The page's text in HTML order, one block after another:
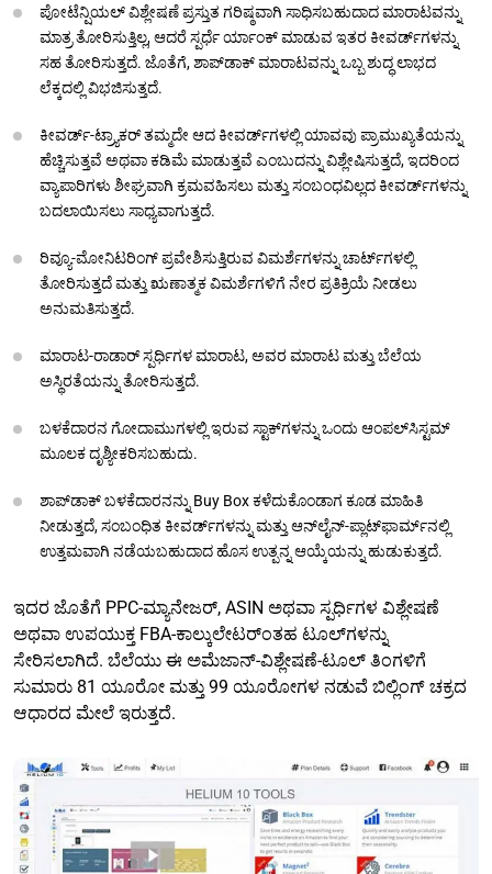
ಪೋಟೆನ್ಷಿಯಲ್ ವಿಶ್ಲೇಷಣೆ ಪ್ರಸ್ತುತ ಗರಿಷ್ಠವಾಗಿ ಸಾಧಿಸಬಹುದಾದ ಮಾರಾಟವನ್ನು
ಮಾತ್ರ ತೋರಿಸುತ್ತಿಲ್ಲ, ಆದರೆ ಸ್ಪರ್ಧೆ ರ್ಯಾಂಕ್ ಮಾಡುವ ಇತರ ಕೀವರ್ಡ್‌ಗಳನ್ನು
ಸಹ ತೋರಿಸುತ್ತದೆ. ಜೊತೆಗೆ, ಶಾಪ್‌ಡಾಕ್ ಮಾರಾಟವನ್ನು ಒಬ್ಬ ಶುದ್ಧ ಲಾಭದ
ಲೆಕ್ಕದಲ್ಲಿ ವಿಭಜಿಸುತ್ತದೆ.
ಕೀವರ್ಡ್-ಟ್ರ್ಯಾಕರ್ ತಮ್ಮದೇ ಆದ ಕೀವರ್ಡ್‌ಗಳಲ್ಲಿ ಯಾವವು ಪ್ರಾಮುಖ್ಯತೆಯನ್ನು
ಹೆಚ್ಚಿಸುತ್ತವೆ ಅಥವಾ ಕಡಿಮೆ ಮಾಡುತ್ತವೆ ಎಂಬುದನ್ನು ವಿಶ್ಲೇಷಿಸುತ್ತದೆ, ಇದರಿಂದ
ವ್ಯಾಪಾರಿಗಳು ಶೀಘ್ರವಾಗಿ ಕ್ರಮವಹಿಸಲು ಮತ್ತು ಸಂಬಂಧವಿಲ್ಲದ ಕೀವರ್ಡ್‌ಗಳನ್ನು
ಬದಲಾಯಿಸಲು ಸಾಧ್ಯವಾಗುತ್ತದೆ.
ರಿವ್ಯೂ-ಮೋನಿಟರಿಂಗ್ ಪ್ರವೇಶಿಸುತ್ತಿರುವ ವಿಮರ್ಶೆಗಳನ್ನು ಚಾರ್ಟ್‌ಗಳಲ್ಲಿ
ತೋರಿಸುತ್ತದೆ ಮತ್ತು ಋಣಾತ್ಮಕ ವಿಮರ್ಶೆಗಳಿಗೆ ನೇರ ಪ್ರತಿಕ್ರಿಯೆ ನೀಡಲು
ಅನುಮತಿಸುತ್ತದೆ.
ಮಾರಾಟ-ರಾಡಾರ್ ಸ್ಪರ್ಧಿಗಳ ಮಾರಾಟ, ಅವರ ಮಾರಾಟ ಮತ್ತು ಬೆಲೆಯ
ಅಸ್ಥಿರತೆಯನ್ನು ತೋರಿಸುತ್ತದೆ.
ಬಳಕೆದಾರನ ಗೋದಾಮುಗಳಲ್ಲಿ ಇರುವ ಸ್ಟಾಕ್‌ಗಳನ್ನು ಒಂದು ಆಂಪಲ್‌ಸಿಸ್ಟಮ್
ಮೂಲಕ ದೃಶ್ಯೀಕರಿಸಬಹುದು.
ಶಾಪ್‌ಡಾಕ್ ಬಳಕೆದಾರನನ್ನು Buy Box ಕಳೆದುಕೊಂಡಾಗ ಕೂಡ ಮಾಹಿತಿ
ನೀಡುತ್ತದೆ, ಸಂಬಂಧಿತ ಕೀವರ್ಡ್‌ಗಳನ್ನು ಮತ್ತು ಆನ್‌ಲೈನ್-ಪ್ಲಾಟ್‌ಫಾರ್ಮ್‌ನಲ್ಲಿ
ಉತ್ತಮವಾಗಿ ನಡೆಯಬಹುದಾದ ಹೊಸ ಉತ್ಪನ್ನ ಆಯ್ಕೆಯನ್ನು ಹುಡುಕುತ್ತದೆ.
ಇದರ ಜೊತೆಗೆ PPC-ಮ್ಯಾನೇಜರ್, ASIN ಅಥವಾ ಸ್ಪರ್ಧಿಗಳ ವಿಶ್ಲೇಷಣೆ
ಅಥವಾ ಉಪಯುಕ್ತ FBA-ಕಾಲ್ಕುಲೇಟರ್‌ಂತಹ ಟೂಲ್‌ಗಳನ್ನು
ಸೇರಿಸಲಾಗಿದೆ. ಬೆಲೆಯು ಈ ಅಮೆಜಾನ್-ವಿಶ್ಲೇಷಣೆ-ಟೂಲ್ ತಿಂಗಳಿಗೆ
ಸುಮಾರು 81 ಯೂರೋ ಮತ್ತು 99 ಯೂರೋಗಳ ನಡುವೆ ಬಿಲ್ಲಿಂಗ್ ಚಕ್ರದ
ಆಧಾರದ ಮೇಲೆ ಇರುತ್ತದೆ.